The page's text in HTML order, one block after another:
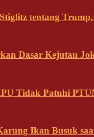
tentang
Dasar Kejutan
Tidak Patuhi
Ikan Busuk